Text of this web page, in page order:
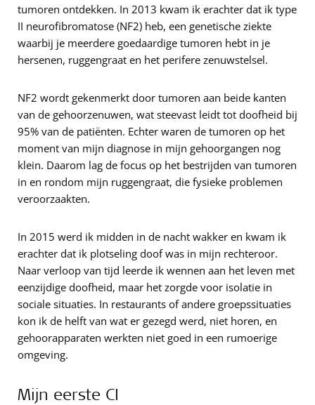
tumoren ontdekken. In 2013 kwam ik erachter dat ik type
II neurofibromatose (NF2) heb, een genetische ziekte
waarbij je meerdere goedaardige tumoren hebt in je
hersenen, ruggengraat en het perifere zenuwstelsel.
NF2 wordt gekenmerkt door tumoren aan beide kanten
van de gehoorzenuwen, wat steevast leidt tot doofheid bij
95% van de patiënten. Echter waren de tumoren op het
moment van mijn diagnose in mijn gehoorgangen nog
klein. Daarom lag de focus op het bestrijden van tumoren
in en rondom mijn ruggengraat, die fysieke problemen
veroorzaakten.
In 2015 werd ik midden in de nacht wakker en kwam ik
erachter dat ik plotseling doof was in mijn rechteroor.
Naar verloop van tijd leerde ik wennen aan het leven met
eenzijdige doofheid, maar het zorgde voor isolatie in
sociale situaties. In restaurants of andere groepssituaties
kon ik de helft van wat er gezegd werd, niet horen, en
gehoorapparaten werkten niet goed in een rumoerige
omgeving.
Mijn eerste CI